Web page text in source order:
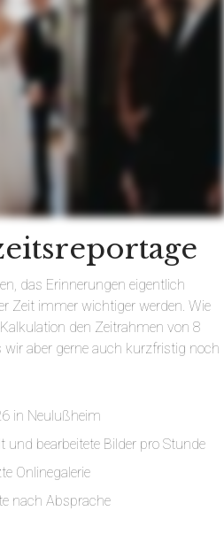
das Erinnerungen eigentlich
Zeit immer wichtiger werden. Wie
den Zeitrahmen von 8
aber gerne auch kurzfristig noch
in Neulußheim
und bearbeitete Bilder pro Stunde
Onlinegalerie
nach Absprache